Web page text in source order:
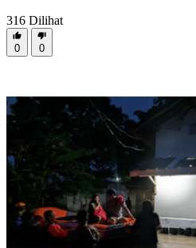
316 Dilihat
0 0